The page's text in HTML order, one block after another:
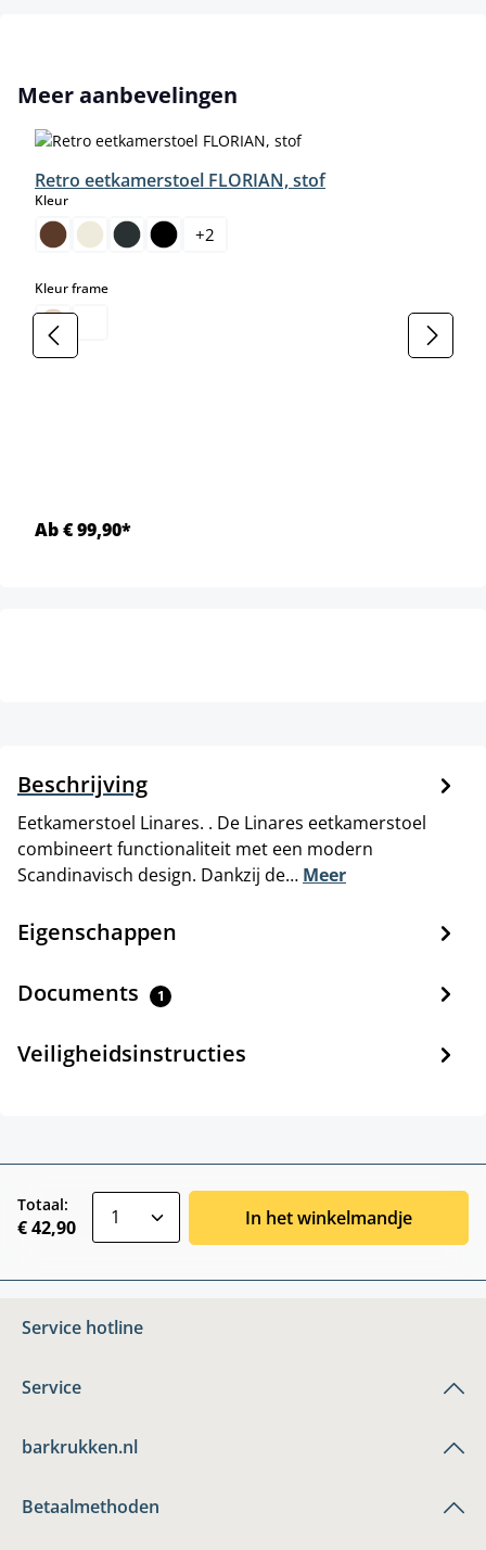
Productgalerij overslaan
Meer aanbevelingen
Retro eetkamerstoel FLORIAN, stof
Kleurselect
+2
Kleur frameselect
Ab € 99,90*
Beschrijving
Eetkamerstoel Linares. . De Linares eetkamerstoel
combineert functionaliteit met een modern
Scandinavisch design. Dankzij de… Meer
Eigenschappen
Documents 1
Veiligheidsinstructies
Totaal:
€ 42,90 In het winkelmandje
Service hotline
Service
barkrukken.nl
Betaalmethoden